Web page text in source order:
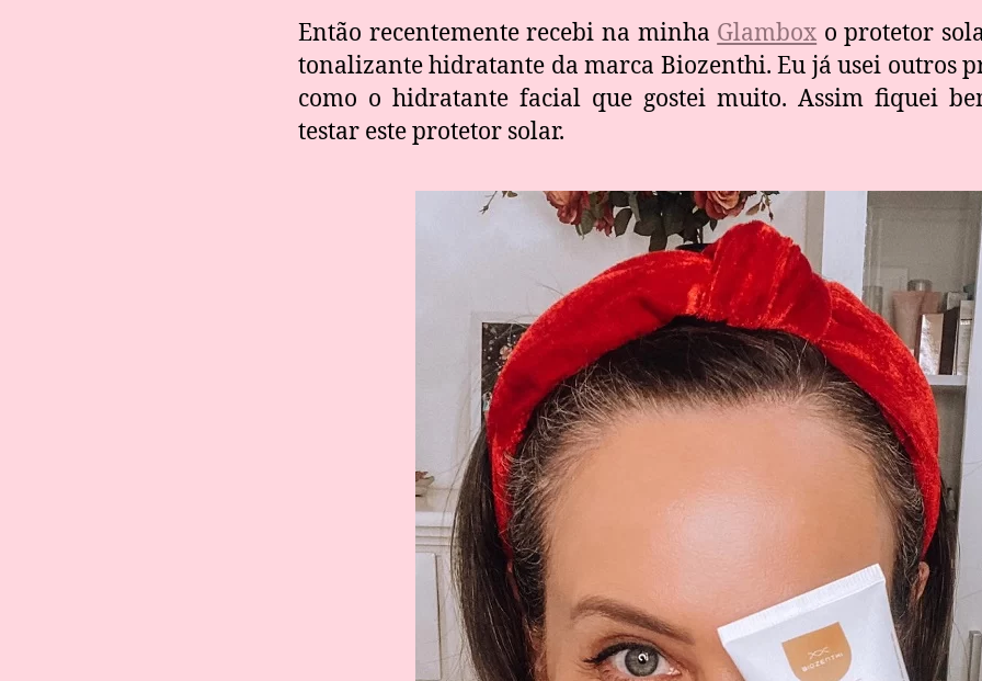
Então recentemente recebi na minha Glambox o protetor
tonalizante hidratante da marca Biozenthi. Eu já usei outros
como o hidratante facial que gostei muito. Assim fiquei
testar este protetor solar.